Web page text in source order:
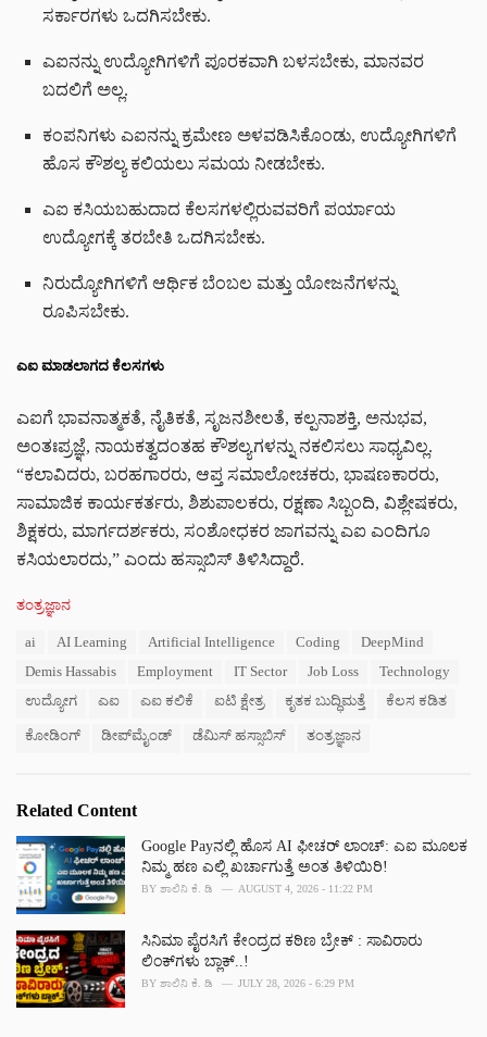
ಸರ್ಕಾರಗಳು ಒದಗಿಸಬೇಕು.
ಎಐನನ್ನು ಉದ್ಯೋಗಿಗಳಿಗೆ ಪೂರಕವಾಗಿ ಬಳಸಬೇಕು, ಮಾನವರ
ಬದಲಿಗೆ ಅಲ್ಲ.
ಕಂಪನಿಗಳು ಎಐನನ್ನು ಕ್ರಮೇಣ ಅಳವಡಿಸಿಕೊಂಡು, ಉದ್ಯೋಗಿಗಳಿಗೆ
ಹೊಸ ಕೌಶಲ್ಯ ಕಲಿಯಲು ಸಮಯ ನೀಡಬೇಕು.
ಎಐ ಕಸಿಯಬಹುದಾದ ಕೆಲಸಗಳಲ್ಲಿರುವವರಿಗೆ ಪರ್ಯಾಯ
ಉದ್ಯೋಗಕ್ಕೆ ತರಬೇತಿ ಒದಗಿಸಬೇಕು.
ನಿರುದ್ಯೋಗಿಗಳಿಗೆ ಆರ್ಥಿಕ ಬೆಂಬಲ ಮತ್ತು ಯೋಜನೆಗಳನ್ನು
ರೂಪಿಸಬೇಕು.
ಎಐ ಮಾಡಲಾಗದ ಕೆಲಸಗಳು
ಎಐಗೆ ಭಾವನಾತ್ಮಕತೆ, ನೈತಿಕತೆ, ಸೃಜನಶೀಲತೆ, ಕಲ್ಪನಾಶಕ್ತಿ, ಅನುಭವ,
ಅಂತಃಪ್ರಜ್ಞೆ, ನಾಯಕತ್ವದಂತಹ ಕೌಶಲ್ಯಗಳನ್ನು ನಕಲಿಸಲು ಸಾಧ್ಯವಿಲ್ಲ.
“ಕಲಾವಿದರು, ಬರಹಗಾರರು, ಆಪ್ತ ಸಮಾಲೋಚಕರು, ಭಾಷಣಕಾರರು,
ಸಾಮಾಜಿಕ ಕಾರ್ಯಕರ್ತರು, ಶಿಶುಪಾಲಕರು, ರಕ್ಷಣಾ ಸಿಬ್ಬಂದಿ, ವಿಶ್ಲೇಷಕರು,
ಶಿಕ್ಷಕರು, ಮಾರ್ಗದರ್ಶಕರು, ಸಂಶೋಧಕರ ಜಾಗವನ್ನು ಎಐ ಎಂದಿಗೂ
ಕಸಿಯಲಾರದು,” ಎಂದು ಹಸ್ಸಾಬಿಸ್ ತಿಳಿಸಿದ್ದಾರೆ.
C
ತಂತ್ರಜ್ಞಾನ
ai AI Learning Artificial Intelligence Coding
DeepMind
Demis Hassabis
Employment IT Sector Job Loss
Technology
ಉದ್ಯೋಗ
ಎಐ ಎಐ ಕಲಿಕೆ ಐಟಿ ಕ್ಷೇತ್ರ ಕೃತಕ ಬುದ್ಧಿಮತ್ತೆ ಕೆಲಸ ಕಡಿತ
ಕೋಡಿಂಗ್ ಡೀಪ್‌ಮೈಂಡ್ ಡೆಮಿಸ್ ಹಸ್ಸಾಬಿಸ್ ತಂತ್ರಜ್ಞಾನ
Related Content
Google Payನಲ್ಲಿ ಹೊಸ AI ಫೀಚರ್ ಲಾಂಚ್: ಎಐ ಮೂಲಕ
ನಿಮ್ಮ ಹಣ ಎಲ್ಲಿ ಖರ್ಚಾಗುತ್ತೆ ಅಂತ ತಿಳಿಯಿರಿ!
BY ಶಾಲಿನಿ ಕೆ. ಡಿ AUGUST 4, 2026 - 11:22 PM
ಸಿನಿಮಾ ಪೈರಸಿಗೆ ಕೇಂದ್ರದ ಕಠಿಣ ಬ್ರೇಕ್‌ : ಸಾವಿರಾರು
ಲಿಂಕ್‌ಗಳು ಬ್ಲಾಕ್‌..!
BY ಶಾಲಿನಿ ಕೆ. ಡಿ JULY 28, 2026 - 6:29 PM